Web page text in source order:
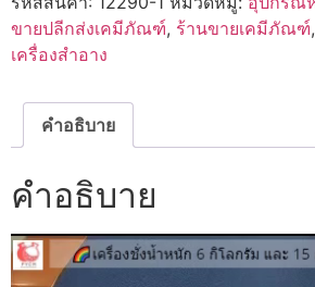
ขายปลีกส่งเคมีภัณฑ์, ร้านขายเคมีภัณฑ์,
เครื่องสำอาง
คำอธิบาย
คำอธิบาย
ตัว
เล่น